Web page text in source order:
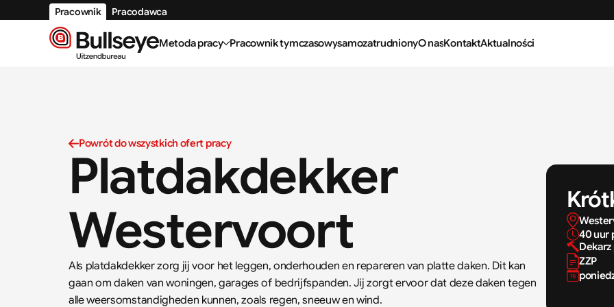
Powrót do wszystkich ofert pracy
Platdakdekker
Westervoort
Als platdakdekker zorg jij voor het leggen, onderhouden en repareren van platte daken. Dit kan
gaan om daken van woningen, garages of bedrijfspanden. Jij zorgt ervoor dat deze daken tegen
alle weersomstandigheden kunnen, zoals regen, sneeuw en wind.
40 uur
Dekarz
ZZP
Pracownik Pracodawca
Metoda pracy Pracownik tymczasowysamozatrudnionyO nasKontaktAktualności